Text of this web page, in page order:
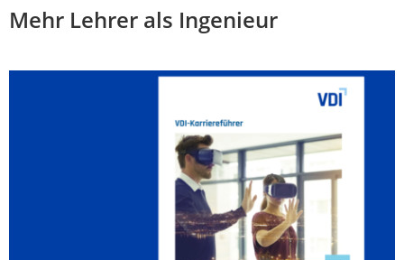
Mehr Lehrer als Ingenieur